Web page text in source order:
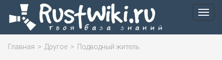
Меню
Главная > Другое > Подводный житель